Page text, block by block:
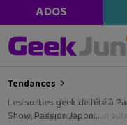
ADOS
Tendances
Les sorties geek de l’été à
Show, Passion Japon…